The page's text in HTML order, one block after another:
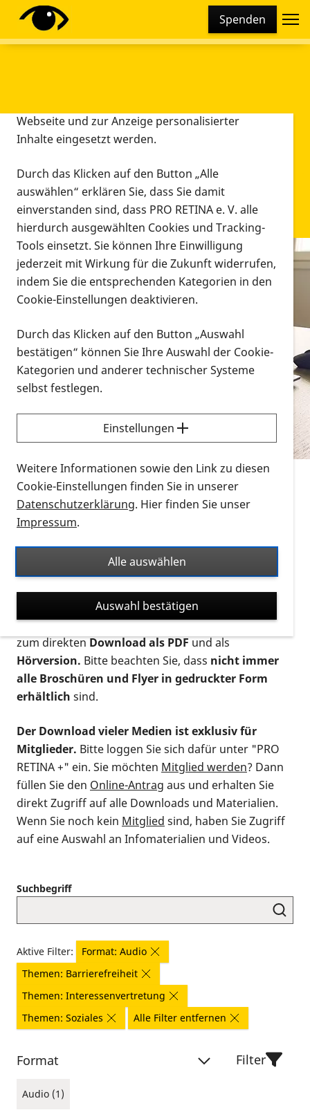
Spenden
Infomaterial
Infomaterial
Vorlesen
Alle Infomaterialien in verschiedenen
Formaten an einem Ort
Sie möchten wissen, wie Sie nach Infonmaterial
suchen und dieses bestellen bzw. herunterladen
können? Schauen Sie sich dieErklärvideos zum
Thema Infomaterial auf der PRO RETINA-Website
für blinde und sehbehinderte Menschen an.
Auf dieser Seite finden Sie sämtliches Infomaterial
Ort. Nutzen Sie den Formatfilter, um ausschließlich
nach Flyern und Broschüren, Audios oder Videos zu
suchen. Die meisten Flyer und Broschüren werden in
verschiedenen Formaten angeboten: zur
postalischen Bestellung als gedruckte Variante
zum direktenDownload als PDFund als
Hörversion. Bitte beachten Sie, dass nicht immer
alle Broschüren und Flyer in gedruckter Form
erhältlich sind.
Der Download vieler Medien ist exklusiv für
Mitglieder. Bitte loggen Sie sich dafür unter "PRO
RETINA +" ein. Sie möchten Mitglied werden? Dann
füllen Sie den Online-Antrag aus und erhalten Sie
direkt Zugriff auf alle Downloads und Materialien.
Wenn Sie noch kein Mitglied sind, haben Sie Zugriff
auf eine Auswahl an Infomaterialien und Videos.
Suchbegriff
Aktive Filter:
Format: Audio
Themen: Barrierefreiheit
Themen: Interessenvertretung
Themen: Soziales
Alle Filter entfernen
Format
Audio (1)
Filter
Diese Webseite setzt verschiedene Cookies und
Tracking-Tools ein. Dies beinhaltet Cookies und
Webseite und zur Anzeige personalisierter
Inhalte eingesetzt werden.
Durch das Klicken auf den Button „Alle
auswählen“ erklären Sie, dass Sie damit
einverstanden sind, dass PRO RETINA e. V. alle
hierdurch ausgewählten Cookies und Tracking-
Tools einsetzt. Sie können Ihre Einwilligung
jederzeit mit Wirkung für die Zukunft widerrufen,
indem Sie die entsprechenden Kategorien in den
Cookie-Einstellungen deaktivieren.
Durch das Klicken auf den Button „Auswahl
bestätigen“ können Sie Ihre Auswahl der Cookie-
Kategorien und anderer technischer Systeme
selbst festlegen.
Einstellungen
Weitere Informationen sowie den Link zu diesen
Cookie-Einstellungen finden Sie in unserer
Datenschutzerklärung. Hier finden Sie unser
Impressum.
Alle auswählen
Auswahl bestätigen